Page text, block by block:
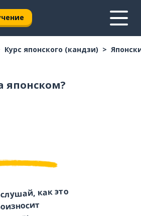
Курс японского (кандзи)
японском?
как это